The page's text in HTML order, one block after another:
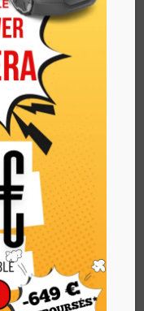
PORTE OUTILS